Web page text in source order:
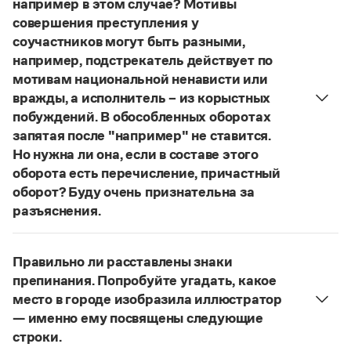
Словари русского языка как государственного
Справочники
Правила русской орфографии и пунктуации
Русский язык. Краткий теоретический курс
для школьников
Письмовник
Справочник по пунктуации
Словарь-справочник трудностей
Справочник по фразеологии
Азбучные истины
Словарь-справочник непростые слова
Журнал
Новости и события
Управление в русском языке
Словарь русских имён
Словарь методических терминов
Правила русской орфографии и пунктуации
(1956)
например в этом случае? Мотивы
совершения преступления у
соучастников могут быть разными,
например, подстрекатель действует по
мотивам национальной ненависти или
вражды, а исполнитель – из корыстных
побуждений. В обособленных оборотах
запятая после "например" не ставится.
Но нужна ли она, если в составе этого
оборота есть перечисление, причастный
оборот? Буду очень признательна за
разъяснения.
В § 94«Правил русской орфографии и пунктуации»
слова и сочетания слов, стоящие на границе
частей сложного предложения и относящиеся к
следующему за ними предложению,
не отделяются от него запятой:Послышался
резкий стук, должно быть сорвалась ставня
Правильно ли расставлены знаки
препинания. Попробуйте угадать, какое
место в городе изобразила иллюстратор
— именно ему посвящены следующие
строки.